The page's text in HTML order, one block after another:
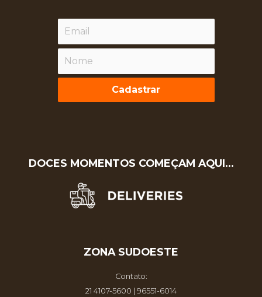
Cadastrar
DOCES MOMENTOS COMEÇAM AQUI…
ZONA SUDOESTE
Contato:
21 4107-5600 | 96551-6014